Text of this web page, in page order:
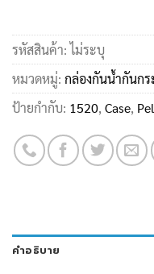
รหัสสินค้า:ไม่ระบุ
หมวดหมู่: กล่องกันน้ำกันก
ป้ายกำกับ: 1520, Case,
คำอธิบาย